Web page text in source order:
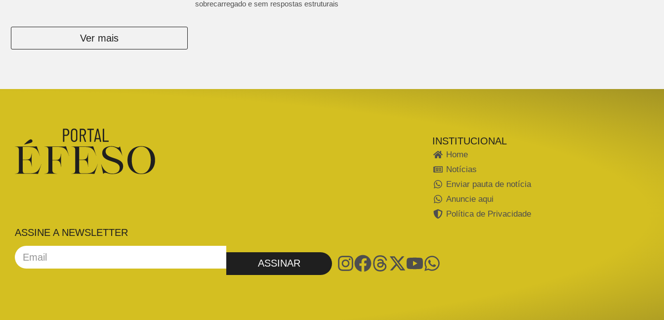
sobrecarregado e sem respostas estruturais
Ver mais
INSTITUCIONAL
Home
Notícias
Enviar pauta de notícia
Anuncie aqui
Política de Privacidade
ASSINE A NEWSLETTER
ASSINAR